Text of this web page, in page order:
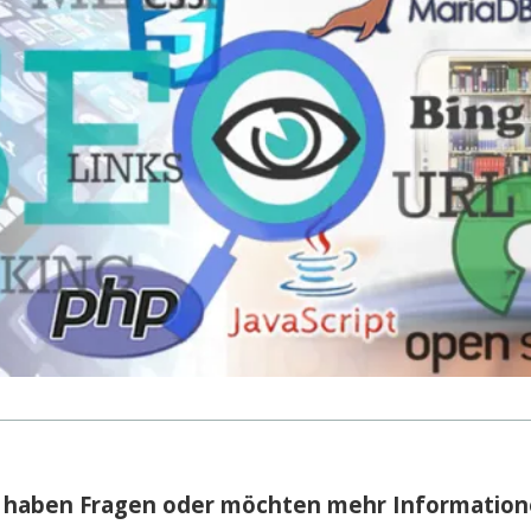
haben Fragen oder möchten mehr